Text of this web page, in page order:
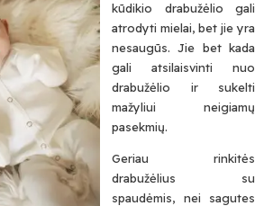
kūdikio drabužėlio gali
atrodyti mielai, bet jie yra
nesaugūs. Jie bet kada
gali atsilaisvinti nuo
drabužėlio ir sukelti
mažyliui neigiamų
pasekmių.
Geriau rinkitės
drabužėlius su
spaudėmis, nei sagutes